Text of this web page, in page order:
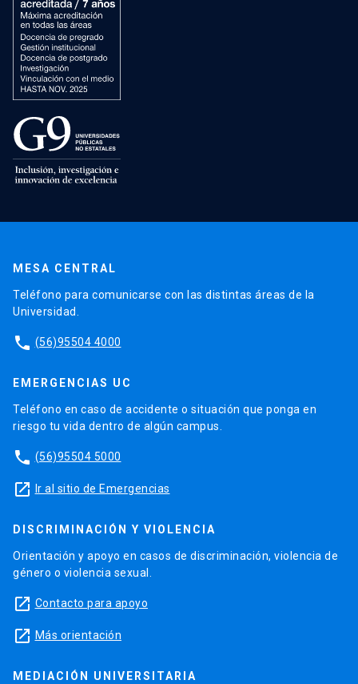
MESA CENTRAL
Teléfono para comunicarse con las distintas áreas de la
Universidad.
phone (56)95504 4000
EMERGENCIAS UC
Teléfono en caso de accidente o situación que ponga en
riesgo tu vida dentro de algún campus.
phone (56)95504 5000
launch Ir al sitio de Emergencias
DISCRIMINACIÓN Y VIOLENCIA
Orientación y apoyo en casos de discriminación, violencia de
género o violencia sexual.
launch Contacto para apoyo
launch Más orientación
MEDIACIÓN UNIVERSITARIA